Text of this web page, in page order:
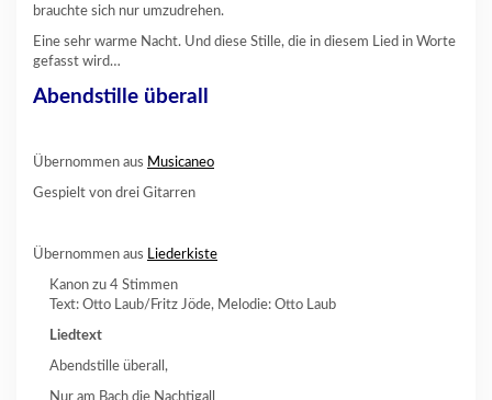
brauchte sich nur umzudrehen.
Eine sehr warme Nacht. Und diese Stille, die in diesem Lied in Worte
gefasst wird…
Abendstille überall
Übernommen aus Musicaneo
Gespielt von drei Gitarren
Übernommen aus Liederkiste
Kanon zu 4 Stimmen
Text: Otto Laub/Fritz Jöde, Melodie: Otto Laub
Liedtext
Abendstille überall,